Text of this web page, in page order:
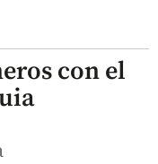
con el